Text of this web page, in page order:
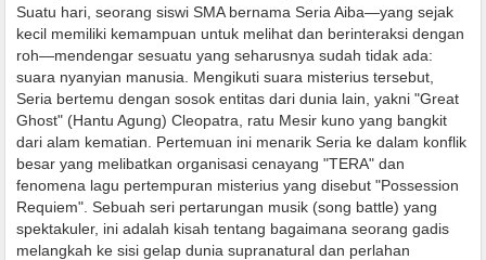
Suatu hari, seorang siswi SMA bernama Seria Aiba—yang sejak
kecil memiliki kemampuan untuk melihat dan berinteraksi dengan
roh—mendengar sesuatu yang seharusnya sudah tidak ada:
suara nyanyian manusia. Mengikuti suara misterius tersebut,
Seria bertemu dengan sosok entitas dari dunia lain, yakni "Great
Ghost" (Hantu Agung) Cleopatra, ratu Mesir kuno yang bangkit
dari alam kematian. Pertemuan ini menarik Seria ke dalam konflik
besar yang melibatkan organisasi cenayang "TERA" dan
fenomena lagu pertempuran misterius yang disebut "Possession
Requiem". Sebuah seri pertarungan musik (song battle) yang
spektakuler, ini adalah kisah tentang bagaimana seorang gadis
melangkah ke sisi gelap dunia supranatural dan perlahan